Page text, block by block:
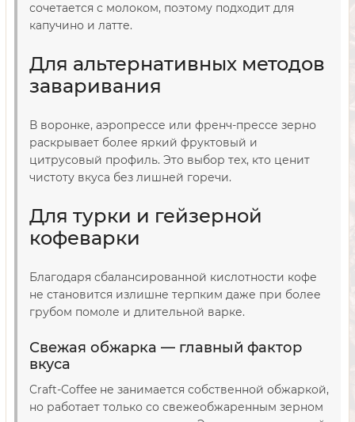
сочетается с молоком, поэтому подходит для
капучино и латте.
Для альтернативных методов
заваривания
В воронке, аэропрессе или френч-прессе зерно
раскрывает более яркий фруктовый и
цитрусовый профиль. Это выбор тех, кто ценит
чистоту вкуса без лишней горечи.
Для турки и гейзерной
кофеварки
Благодаря сбалансированной кислотности кофе
не становится излишне терпким даже при более
грубом помоле и длительной варке.
Свежая обжарка — главный фактор
вкуса
Craft-Coffee не занимается собственной обжаркой,
но работает только со свежеобжаренным зерном